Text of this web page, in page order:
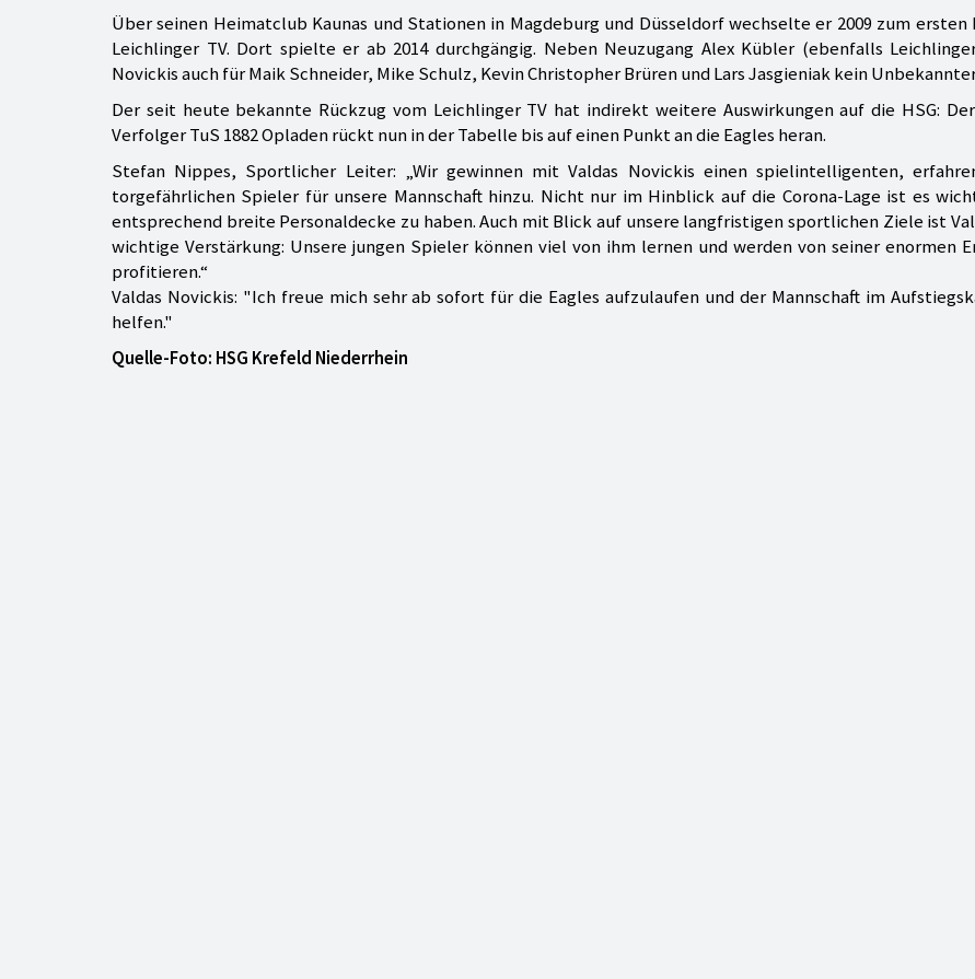
Über seinen Heimatclub Kaunas und Stationen in Magdeburg und Düsseldorf wechselte er 2009 zum ersten
Leichlinger TV. Dort spielte er ab 2014 durchgängig. Neben Neuzugang Alex Kübler (ebenfalls
Novickis auch für Maik Schneider, Mike Schulz, Kevin Christopher Brüren und Lars Jasgieniak kein
Der seit heute bekannte Rückzug vom Leichlinger TV hat indirekt weitere Auswirkungen auf die HSG:
Verfolger TuS 1882 Opladen rückt nun in der Tabelle bis auf einen Punkt an die Eagles heran.
Stefan Nippes, Sportlicher Leiter: „Wir gewinnen mit Valdas Novickis einen spielintelligenten,
torgefährlichen Spieler für unsere Mannschaft hinzu. Nicht nur im Hinblick auf die Corona-Lage ist es
entsprechend breite Personaldecke zu haben. Auch mit Blick auf unsere langfristigen sportlichen Ziele ist
wichtige Verstärkung: Unsere jungen Spieler können viel von ihm lernen und werden von seiner enormen
profitieren.“
Valdas Novickis: "Ich freue mich sehr ab sofort für die Eagles aufzulaufen und der Mannschaft im
helfen."
Quelle-Foto: HSG Krefeld Niederrhein